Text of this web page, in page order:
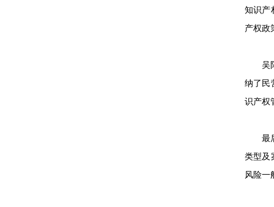
知识产
产权政
吴
纳了民
识产权
最
类型及
风险一